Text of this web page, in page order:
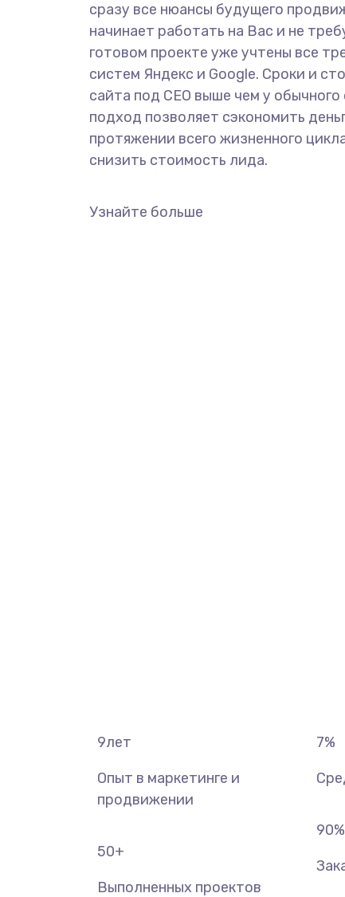
сразу все нюансы будущего
начинает работать на Вас и не
готовом проекте уже учтены все
систем Яндекс и Google. Сроки и
сайта под СЕО выше чем у
подход позволяет сэкономить
протяжении всего жизненного
снизить стоимость лида.
Узнайте больше
9лет
Опыт в маркетинге и
продвижении
50+
Выполненных проектов
7%
90%